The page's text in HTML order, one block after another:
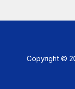
Copyright ©